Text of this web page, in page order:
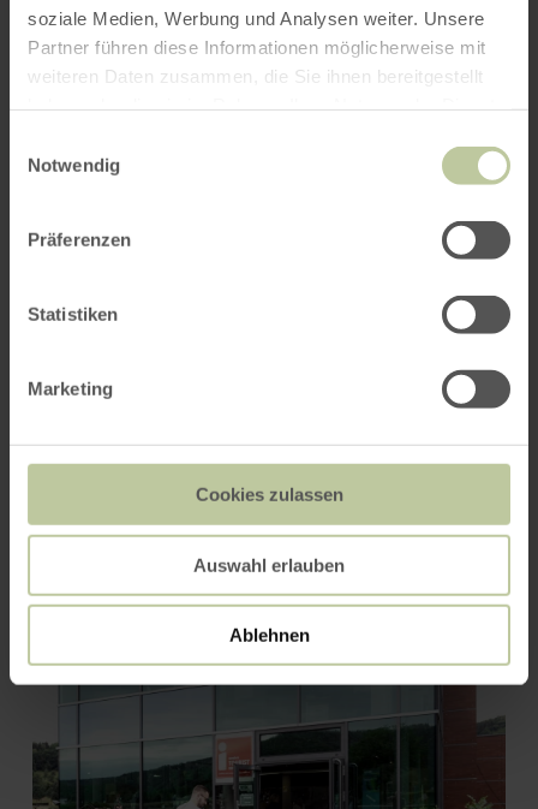
soziale Medien, Werbung und Analysen weiter. Unsere
Partner führen diese Informationen möglicherweise mit
weiteren Daten zusammen, die Sie ihnen bereitgestellt
Notwendig
Präferenzen
Statistiken
Marketing
Cookies zulassen
Auswahl erlauben
Ablehnen
interessieren
Antoniushof Rurberg